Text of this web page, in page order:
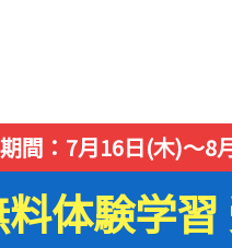
間：7月16日(木)～8
体験学習